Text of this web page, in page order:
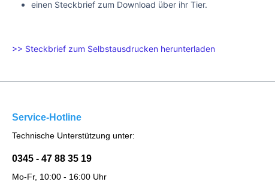
einen Steckbrief zum Download über ihr Tier.
>> Steckbrief zum Selbstausdrucken herunterladen
Service-Hotline
Technische Unterstützung unter:
0345 - 47 88 35 19
Mo-Fr, 10:00 - 16:00 Uhr